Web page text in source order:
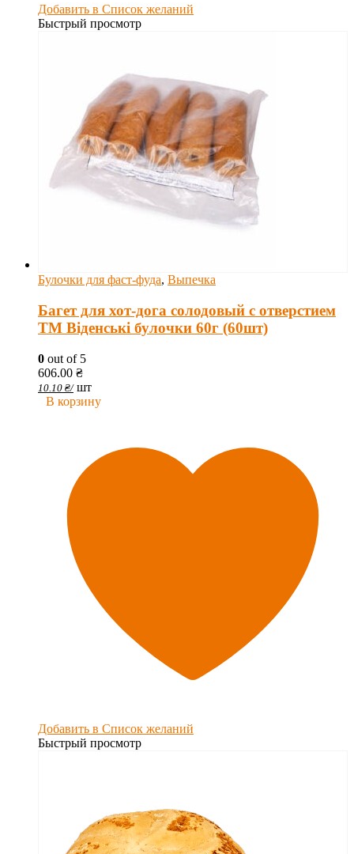
Добавить в Список желаний
Быстрый просмотр
Булочки для фаст-фуда, Выпечка
Багет для хот-дога солодовый с отверстием
ТМ Віденські булочки 60г (60шт)
0 out of 5
606.00 ₴
10.10 ₴/ шт
В корзину
Добавить в Список желаний
Быстрый просмотр